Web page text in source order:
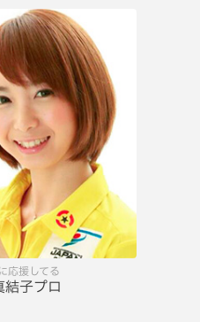
応援してる
結子プロ